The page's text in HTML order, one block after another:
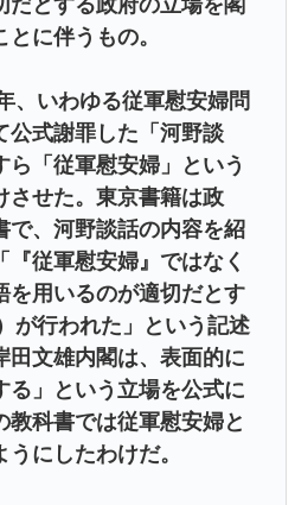
だとする政府の立場を閣
に伴うもの。
、いわゆる従軍慰安婦問
公式謝罪した「河野談
「従軍慰安婦」という
させた。東京書籍は政
で、河野談話の内容を紹
従軍慰安婦』ではなく
を用いるのが適切だとす
が行われた」という記述
田文雄内閣は、表面的に
る」という立場を公式に
教科書では従軍慰安婦と
にしたわけだ。